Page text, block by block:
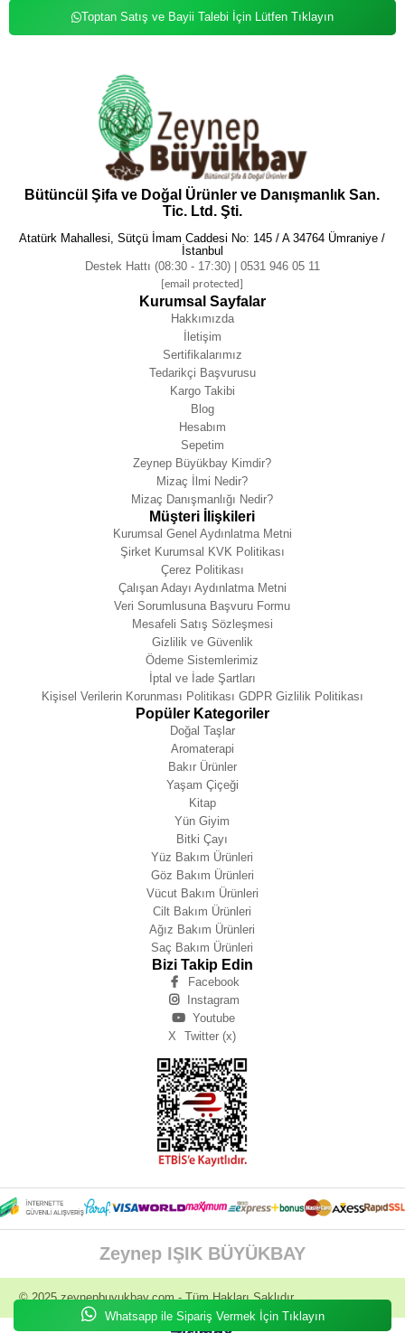
Toptan Satış ve Bayii Talebi İçin Lütfen Tıklayın
Bütüncül Şifa ve Doğal Ürünler ve Danışmanlık San.
Tic. Ltd. Şti.
Atatürk Mahallesi, Sütçü İmam Caddesi No: 145 / A 34764 Ümraniye /
İstanbul
Destek Hattı (08:30 - 17:30) | 0531 946 05 11
[email protected]
Kurumsal Sayfalar
Hakkımızda
İletişim
Sertifikalarımız
Tedarikçi Başvurusu
Kargo Takibi
Blog
Hesabım
Sepetim
Zeynep Büyükbay Kimdir?
Mizaç İlmi Nedir?
Mizaç Danışmanlığı Nedir?
Müşteri İlişkileri
Kurumsal Genel Aydınlatma Metni
Şirket Kurumsal KVK Politikası
Çerez Politikası
Çalışan Adayı Aydınlatma Metni
Veri Sorumlusuna Başvuru Formu
Mesafeli Satış Sözleşmesi
Gizlilik ve Güvenlik
Ödeme Sistemlerimiz
İptal ve İade Şartları
Kişisel Verilerin Korunması Politikası GDPR Gizlilik Politikası
Popüler Kategoriler
Doğal Taşlar
Aromaterapi
Bakır Ürünler
Yaşam Çiçeği
Kitap
Yün Giyim
Bitki Çayı
Yüz Bakım Ürünleri
Göz Bakım Ürünleri
Vücut Bakım Ürünleri
Cilt Bakım Ürünleri
Ağız Bakım Ürünleri
Saç Bakım Ürünleri
Bizi Takip Edin
Facebook
Instagram
Youtube
X
Twitter (x)
Zeynep IŞIK BÜYÜKBAY
© 2025zeynepbuyukbay.com- Tüm Hakları Saklıdır.
Whatsapp ile Sipariş Vermek İçin Tıklayın